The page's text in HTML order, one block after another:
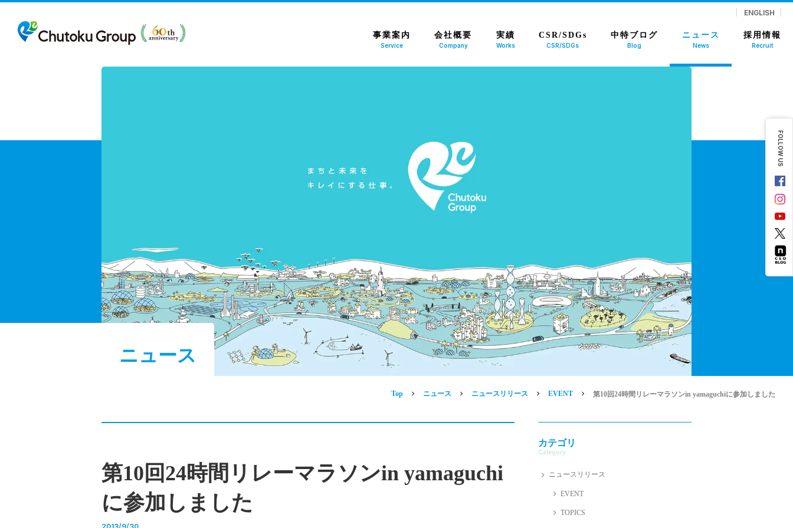
ENGLISH
事業案内
Service
会社概要
Company
実績
Works
CSR/SDGs
CSR/SDGs
中特ブログ
Blog
ニュース
News
採用情報
Recruit
FOLLOW US
ニュース
Top ニュース ニュースリリース EVENT 第10回24時間リレーマラソンin yamaguchiに参加しました
第10回24時間リレーマラソンin yamaguchi
に参加しました
カテゴリ
Category
ニュースリリース
EVENT
TOPICS